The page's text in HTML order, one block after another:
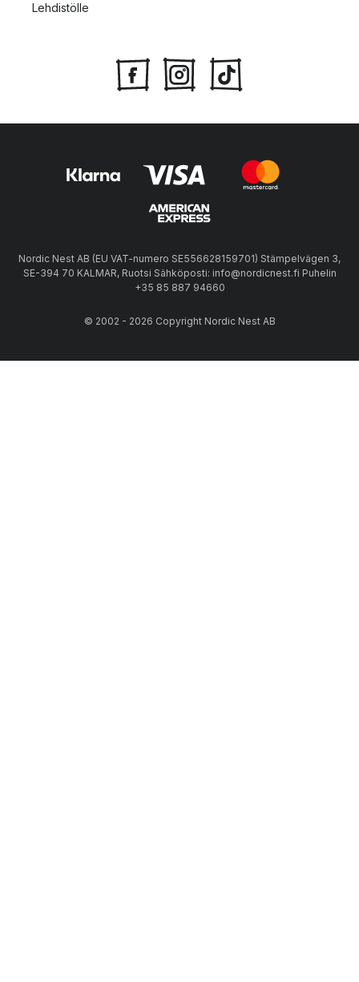
Lehdistölle
Nordic Nest AB (EU VAT-numero SE556628159701) Stämpelvägen 3,
SE-394 70 KALMAR, Ruotsi Sähköposti: info@nordicnest.fi Puhelin
+35 85 887 94660
© 2002 - 2026 Copyright Nordic Nest AB